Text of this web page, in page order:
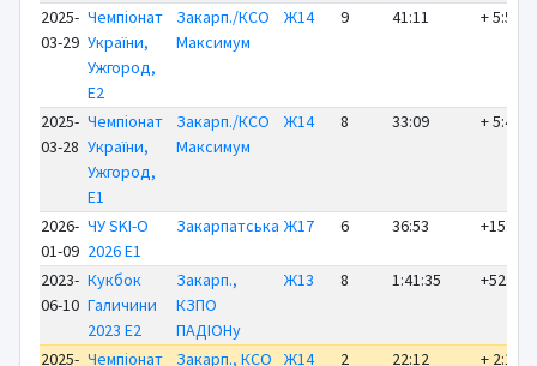
2025-
03-29
Чемпіонат
України,
Ужгород,
E2
Закарп./КСО
Максимум
Ж14 9 41:11 + 5:59
2025-
03-28
Чемпіонат
України,
Ужгород,
E1
Закарп./КСО
Максимум
Ж14 8 33:09 + 5:44
2026-
01-09
ЧУ SKI-O
2026 E1
Закарпатська Ж17 6 36:53 +15:12
2023-
06-10
Кукбок
Галичини
2023 E2
Закарп.,
КЗПО
ПАДІОНу
Ж13 8 1:41:35 +52:44
2025- Чемпіонат
Закарп., КСО
Ж14 2 22:12 + 2:16